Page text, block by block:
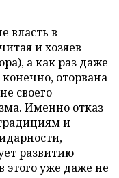
власть в
и хозяев
а как раз даже
оторвана
своего
Именно отказ
и
развитию
этого уже даже не